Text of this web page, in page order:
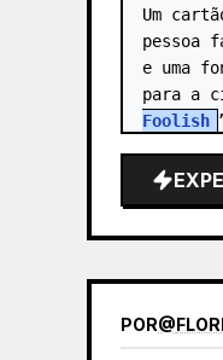
Um
pessoa
e uma
para a
Foolish
POR@